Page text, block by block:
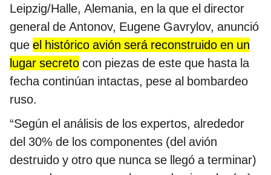
Leipzig/Halle, Alemania, en la que el director
general de Antonov, Eugene Gavrylov, anunció
que el histórico avión será reconstruido en un
lugar secreto con piezas de este que hasta la
fecha continúan intactas, pese al bombardeo
ruso.
“Según el análisis de los expertos, alrededor
del 30% de los componentes (del avión
destruido y otro que nunca se llegó a terminar)